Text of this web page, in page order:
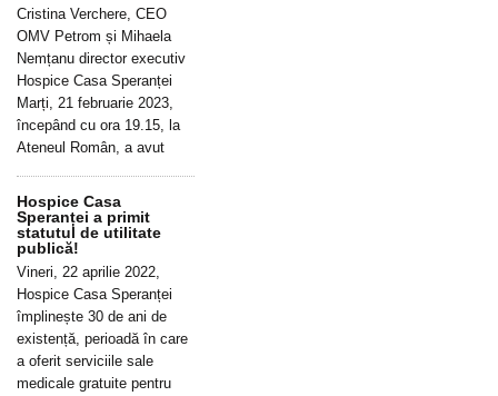
Cristina Verchere, CEO
OMV Petrom și Mihaela
Nemțanu director executiv
Hospice Casa Speranței
Marți, 21 februarie 2023,
începând cu ora 19.15, la
Ateneul Român, a avut
Hospice Casa
Speranței a primit
statutul de utilitate
publică!
Vineri, 22 aprilie 2022,
Hospice Casa Speranței
împlinește 30 de ani de
existență, perioadă în care
a oferit serviciile sale
medicale gratuite pentru